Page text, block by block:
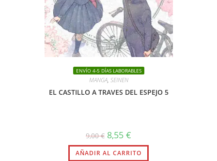
ENVÍO 4-5 DÍAS LABORABLES
MANGA, SEINEN
EL CASTILLO A TRAVES DEL ESPEJO 5
9,00€ El
precio
original
era:
8,55 €
actual
es:
AÑADIR AL CARRITO